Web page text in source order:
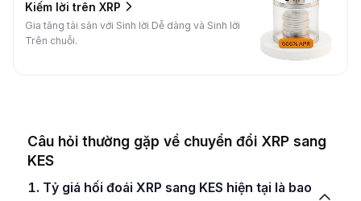
Kiếm lời trên XRP
Gia tăng tài sản với Sinh lời Dễ dàng và Sinh lời
Trên chuỗi.
Câu hỏi thường gặp về chuyển đổi XRP sang
KES
1. Tỷ giá hối đoái XRP sang KES hiện tại là bao